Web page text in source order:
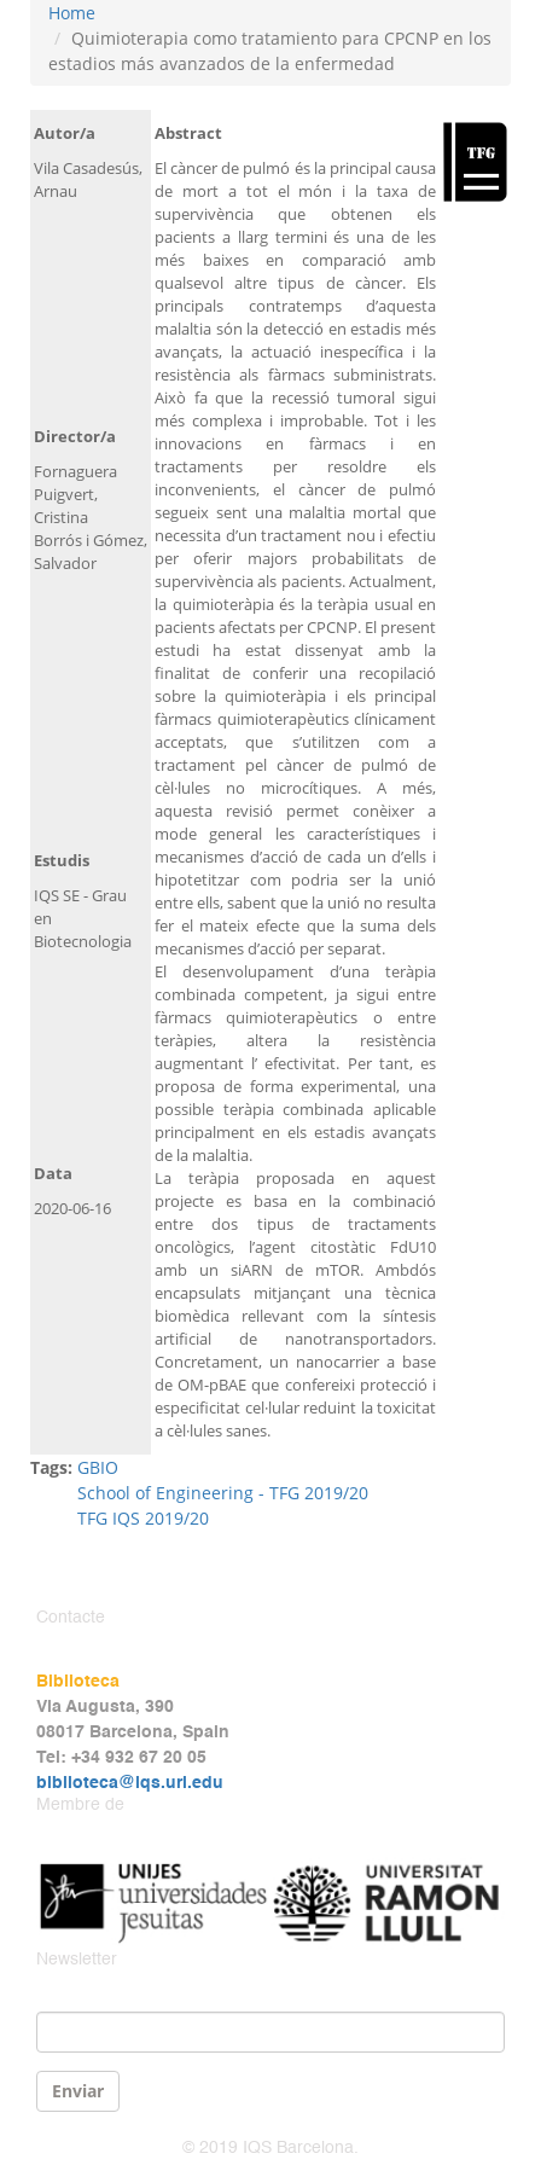
Home
Quimioterapia como tratamiento para CPCNP en los
estadios más avanzados de la enfermedad
Autor/a
Vila Casadesús,
Arnau
Abstract
El càncer de pulmó és la principal causa
de mort a tot el món i la taxa de
supervivència que obtenen els
pacients a llarg termini és una de les
més baixes en comparació amb
qualsevol altre tipus de càncer. Els
principals contratemps d’aquesta
malaltia són la detecció en estadis més
avançats, la actuació inespecífica i la
resistència als fàrmacs subministrats.
Això fa que la recessió tumoral sigui
més complexa i improbable. Tot i les
innovacions en fàrmacs i en
tractaments per resoldre els
inconvenients, el càncer de pulmó
segueix sent una malaltia mortal que
necessita d’un tractament nou i efectiu
per oferir majors probabilitats de
supervivència als pacients. Actualment,
la quimioteràpia és la teràpia usual en
pacients afectats per CPCNP. El present
estudi ha estat dissenyat amb la
finalitat de conferir una recopilació
sobre la quimioteràpia i els principal
fàrmacs quimioterapèutics clínicament
acceptats, que s’utilitzen com a
tractament pel càncer de pulmó de
cèl·lules no microcítiques. A més,
aquesta revisió permet conèixer a
mode general les característiques i
mecanismes d’acció de cada un d’ells i
hipotetitzar com podria ser la unió
entre ells, sabent que la unió no resulta
fer el mateix efecte que la suma dels
mecanismes d’acció per separat.
El desenvolupament d’una teràpia
combinada competent, ja sigui entre
fàrmacs quimioterapèutics o entre
teràpies, altera la resistència
augmentant l’ efectivitat. Per tant, es
proposa de forma experimental, una
possible teràpia combinada aplicable
principalment en els estadis avançats
de la malaltia.
La teràpia proposada en aquest
projecte es basa en la combinació
entre dos tipus de tractaments
oncològics, l’agent citostàtic FdU10
amb un siARN de mTOR. Ambdós
encapsulats mitjançant una tècnica
biomèdica rellevant com la síntesis
artificial de nanotransportadors.
Concretament, un nanocarrier a base
de OM-pBAE que confereixi protecció i
especificitat cel·lular reduint la toxicitat
a cèl·lules sanes.
Director/a
Fornaguera
Puigvert,
Cristina
Borrós i Gómez,
Salvador
Estudis
IQS SE - Grau
en
Biotecnologia
Data
2020-06-16
Tags: GBIO
School of Engineering - TFG 2019/20
TFG IQS 2019/20
Contacte
Biblioteca
Via Augusta, 390
08017 Barcelona, Spain
Tel: +34 932 67 20 05
biblioteca@iqs.url.edu
Membre de
Newsletter
Enviar
© 2019 IQS Barcelona.